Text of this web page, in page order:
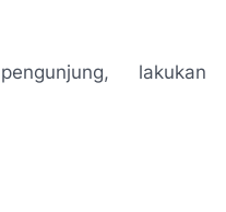
lakukan